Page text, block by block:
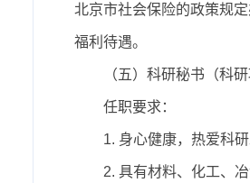
北京市社会保险的政策规
福利待遇。
（五）科研秘书（科
任职要求：
1. 身心健康，热爱科
2. 具有材料、 化工、